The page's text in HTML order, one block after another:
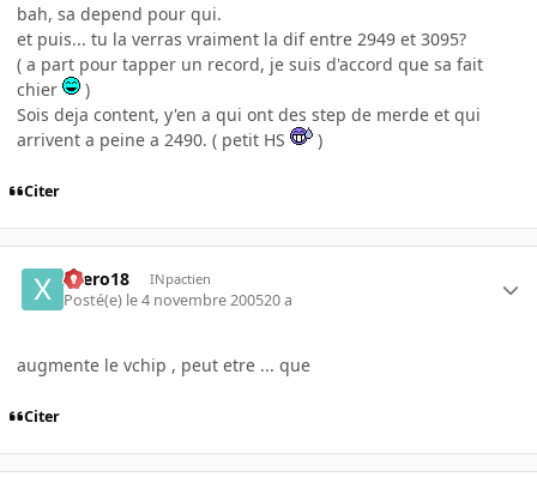
bah, sa depend pour qui.
et puis... tu la verras vraiment la dif entre 2949 et 3095?
( a part pour tapper un record, je suis d'accord que sa fait
chier
)
Sois deja content, y'en a qui ont des step de merde et qui
arrivent a peine a 2490. ( petit HS
)
Citer
xaero18 INpactien
Posté(e) le 4 novembre 200520 a
augmente le vchip , peut etre ... que
Citer